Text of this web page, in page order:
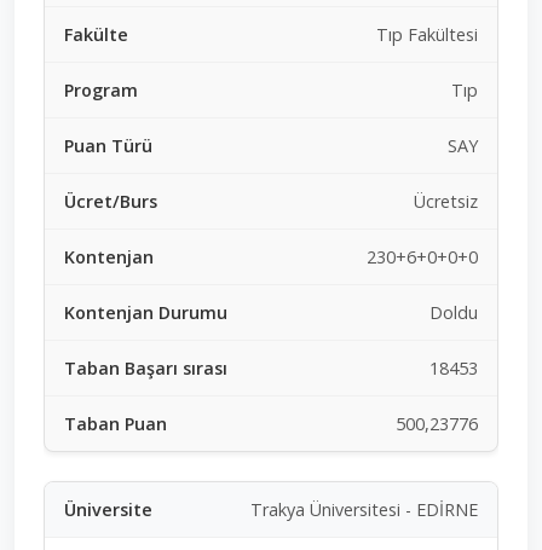
Tıp Fakültesi
Tıp
SAY
Ücretsiz
230+6+0+0+0
Doldu
18453
500,23776
Trakya Üniversitesi - EDİRNE